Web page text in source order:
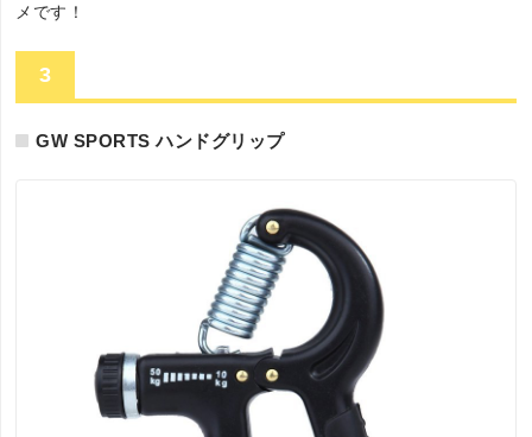
メです！
3
GW SPORTS ハンドグリップ